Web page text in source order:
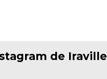
de Iraville